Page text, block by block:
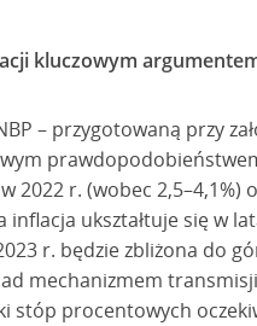
kluczowym
– przygotowaną przy
2022 r. (wobec 2,5–4,1%)
ukształtuje się w
r. będzie zbliżona do
mechanizmem
stóp procentowych